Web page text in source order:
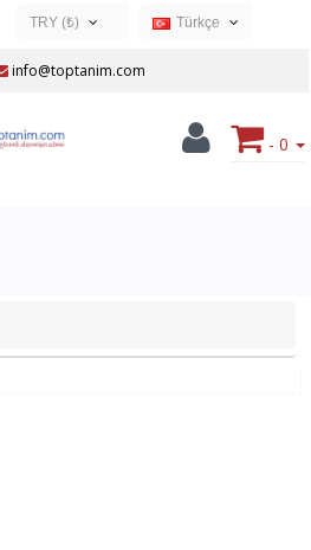
Türkçe
TRY (₺)
TRY (₺)
info@toptanim.com
- 0